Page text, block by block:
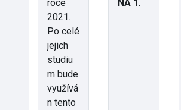
roce
2021.
Po celé
jejich
studiu
m bude
využívá
n tento
NA 1 .